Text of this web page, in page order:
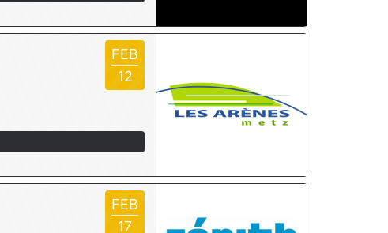
FEB
12
FEB
17